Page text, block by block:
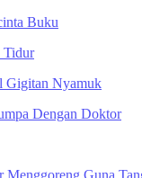
Buku
Tidur
Gigitan Nyamuk
Dengan Doktor
Guna